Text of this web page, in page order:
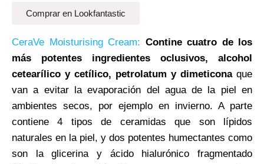
Comprar en Lookfantastic
CeraVe Moisturising Cream: Contine cuatro de los
más potentes ingredientes oclusivos, alcohol
cetearílico y cetílico, petrolatum y dimeticona que
van a evitar la evaporación del agua de la piel en
ambientes secos, por ejemplo en invierno. A parte
contiene 4 tipos de ceramidas que son lípidos
naturales en la piel, y dos potentes humectantes como
son la glicerina y ácido hialurónico fragmentado